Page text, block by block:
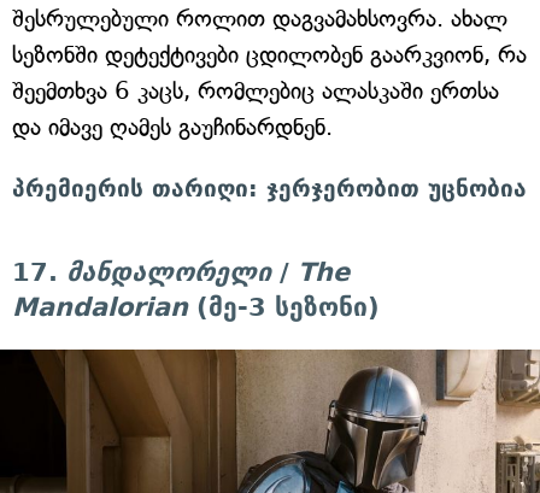
შესრულებული როლით დაგვამახსოვრა. ახალ
სეზონში დეტექტივები ცდილობენ გაარკვიონ, რა
შეემთხვა 6 კაცს, რომლებიც ალასკაში ერთსა
და იმავე ღამეს გაუჩინარდნენ.
პრემიერის თარიღი: ჯერჯერობით უცნობია
17. მანდალორელი/ The
Mandalorian(მე-3 სეზონი)